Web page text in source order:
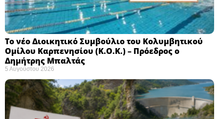
Το νέο Διοικητικό Συμβούλιο του Κολυμβητικού
Ομίλου Καρπενησίου (Κ.Ο.Κ.) – Πρόεδρος ο
Δημήτρης Μπαλτάς
5 Αυγούστου 2026